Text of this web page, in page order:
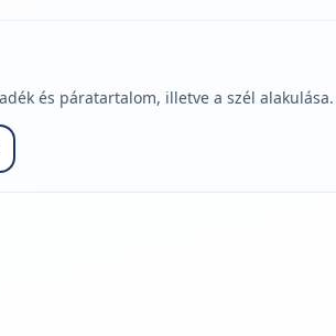
és páratartalom, illetve a szél alakulása.